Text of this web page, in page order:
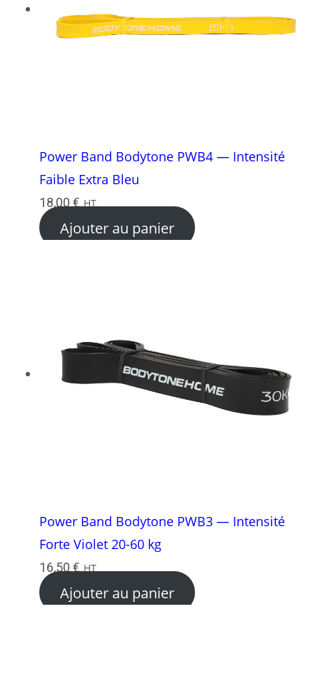
Power Band Bodytone PWB4 — Intensité
Faible Extra Bleu
18,00€ HT
Ajouter au panier
Power Band Bodytone PWB3 — Intensité
Forte Violet 20-60 kg
16,50€ HT
Ajouter au panier